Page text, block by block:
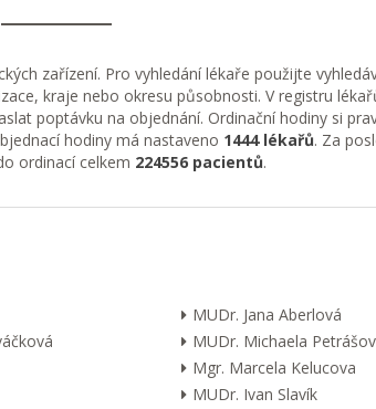
zařízení. Pro vyhledání lékaře použijte
kraje nebo okresu působnosti. V registru
poptávku na objednání. Ordinační hodiny si
hodiny má nastaveno 1444 lékařů. Za
ordinací celkem 224556 pacientů.
MUDr. Jana Aberlová
MUDr. Michaela
Mgr. Marcela Kelucova
MUDr. Ivan Slavík